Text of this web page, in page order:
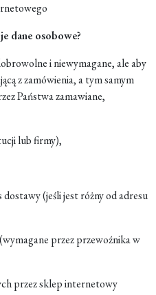
dane osobowe?
i niewymagane, ale aby
z zamówienia, a tym samym
Państwa zamawiane,
lub firmy),
(jeśli jest różny od adresu
przez przewoźnika w
przez sklep internetowy